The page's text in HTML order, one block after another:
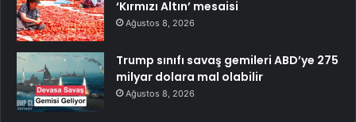
‘Kırmızı Altın’ mesaisi
Ağustos 8, 2026
Trump sınıfı savaş gemileri ABD’ye 275
milyar dolara mal olabilir
Ağustos 8, 2026